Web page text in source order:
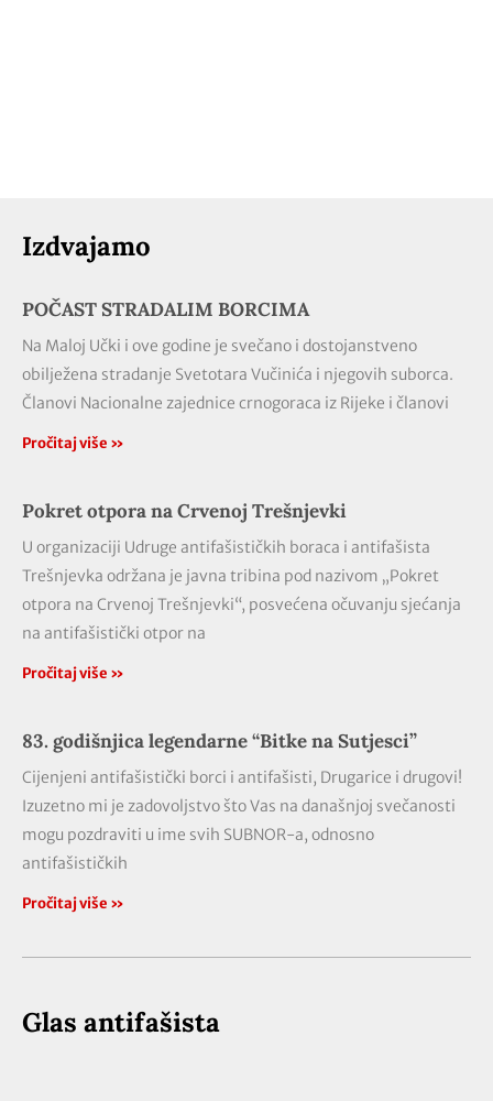
Izdvajamo
POČAST STRADALIM BORCIMA
Na Maloj Učki i ove godine je svečano i dostojanstveno
obilježena stradanje Svetotara Vučinića i njegovih suborca.
Članovi Nacionalne zajednice crnogoraca iz Rijeke i članovi
Pročitaj više »
Pokret otpora na Crvenoj Trešnjevki
U organizaciji Udruge antifašističkih boraca i antifašista
Trešnjevka održana je javna tribina pod nazivom „Pokret
otpora na Crvenoj Trešnjevki“, posvećena očuvanju sjećanja
na antifašistički otpor na
Pročitaj više »
83. godišnjica legendarne “Bitke na Sutjesci”
Cijenjeni antifašistički borci i antifašisti, Drugarice i drugovi!
Izuzetno mi je zadovoljstvo što Vas na današnjoj svečanosti
mogu pozdraviti u ime svih SUBNOR-a, odnosno
antifašističkih
Pročitaj više »
Glas antifašista